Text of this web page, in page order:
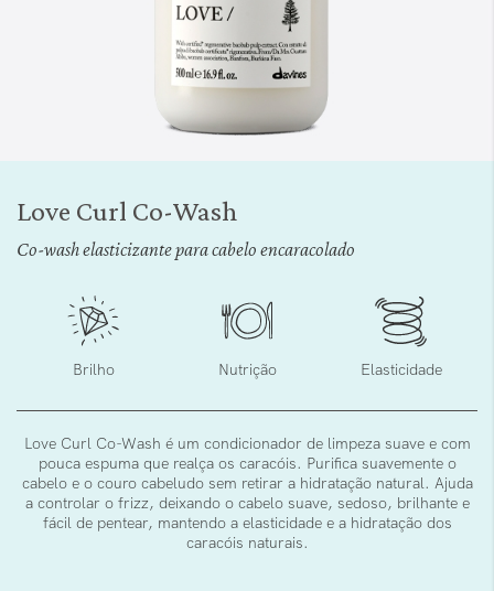
início
Love Curl Co-Wash
Co-wash elasticizante para cabelo encaracolado
Brilho Nutrição Elasticidade
Love Curl Co-Wash é um condicionador de limpeza suave e com
pouca espuma que realça os caracóis. Purifica suavemente o
cabelo e o couro cabeludo sem retirar a hidratação natural. Ajuda
a controlar o frizz, deixando o cabelo suave, sedoso, brilhante e
fácil de pentear, mantendo a elasticidade e a hidratação dos
caracóis naturais.